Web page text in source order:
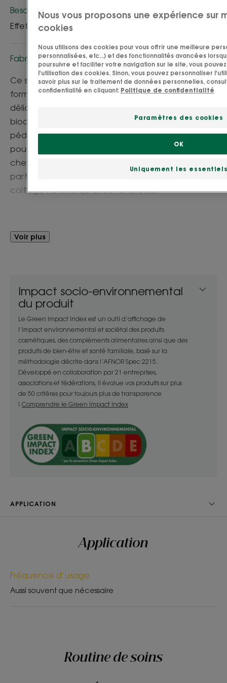
Besoin
Effet doux - ultra-doux
Fabriqué en France
Ce shampooing Klorane Bébé est spécialement
formulé pour laver et démêler les cheveux fins et
délicats des nourrissons. Sa formule totalement
biodégradable* et testée sous contrôle
pédiatrique** contient des agents démêlants,
pour lisser la fibre capillaire sans l’assécher. Les
cheveux de bébé sont à nouveau doux et souples,
parfumés d’une senteur fraîche, pour que le
coiffage ne rime qu’avec tendresse.
En s’appuyant sur le pouvoir adoucissant et
cheveux d’une bulle de douceur.
Bénéfices
- Nettoie : sa texture agréablement moussante
lave efficacement et en douceur les cheveux et le
cuir chevelu des tout-petits, sans piquer les yeux.
- Démêle : la formule enrichie en agents démêlants
facilite le coiffage des cheveux délicats et
prévient les nœuds et tiraillements.
fragile du cuir chevelu*** et des cheveux fins,
évitant ainsi inconforts et dessèchements après le
bain.
Avantage de la texture
Sa texture agréablement moussante lave en douceur les
Parfum tendre et relaxant
Voir plus
Impact socio-environnemental
du produit
Le Green Impact Index est un outil d’affichage de
l’impact environnemental et sociétal des produits
cosmétiques, des compléments alimentaires ainsi que des
produits de bien-être et santé familiale, basé sur la
méthodologie décrite dans l’AFNOR Spec 2215.
Développé en collaboration par 21 entreprises,
associations et fédérations, il évalue vos produits sur plus
de 50 critères pour toujours plus de transparence
! Comprendre le Green Impact Index
APPLICATION
Application
Fréquence d’usage
Aussi souvent que nécessaire
Routine de soins
Nous vous proposons une expérience sur
cookies
Nous utilisons des cookies pour vous offrir une meilleure
personnalisées, etc...) et des fonctionnalités avancées
poursuivre et faciliter votre navigation sur le site, vous
l'utilisation des cookies. Sinon, vous pouvez personnaliser
savoir plus sur le traitement de données personnelles,
confidentialité en cliquant: Politique de confidentialité
Paramètres des cookies
Uniquement les
OK